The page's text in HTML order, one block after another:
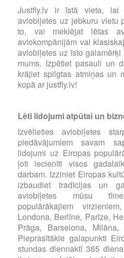
Justfly.lv ir īstā vieta, lai
aviobiļetes uz jebkuru vietu
to, vai meklējat lētas
aviokompānijām vai
aviobiļetes uz īsto
mums. Izpētiet pasauli un
krājiet spilgtas atmiņas un
kopā ar justfly.lv!
Lēti lidojumi atpūtai un
Izvēlieties aviobiļetes
piedāvājumiem savam
lidojumi uz Eiropas
ļoti iecienīti visos
darbam. Izziniet Eiropas
izbaudiet tradīcijas un
aviobiļetes mūsu
populārākajiem
Londona, Berlīne, Parīze,
Prāga, Barselona,
Pieprasītākie galapunkti
stundas diennaktī 365